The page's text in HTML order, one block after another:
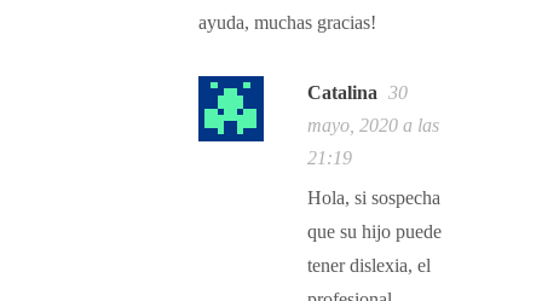
ayuda, muchas gracias!
Catalina 30
mayo, 2020 a las
21:19
Hola, si sospecha
que su hijo puede
tener dislexia, el